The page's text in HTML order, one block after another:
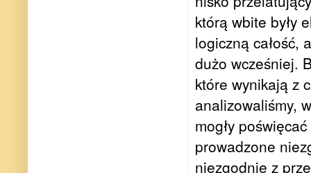
którą wbite były
logiczną całość,
dużo wcześniej.
które wynikają z
analizowaliśmy,
mogły
prowadzone
niezgodnie z